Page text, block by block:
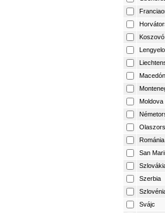
Koszovó
Moldova
Románia
San
Szerbia
Svájc